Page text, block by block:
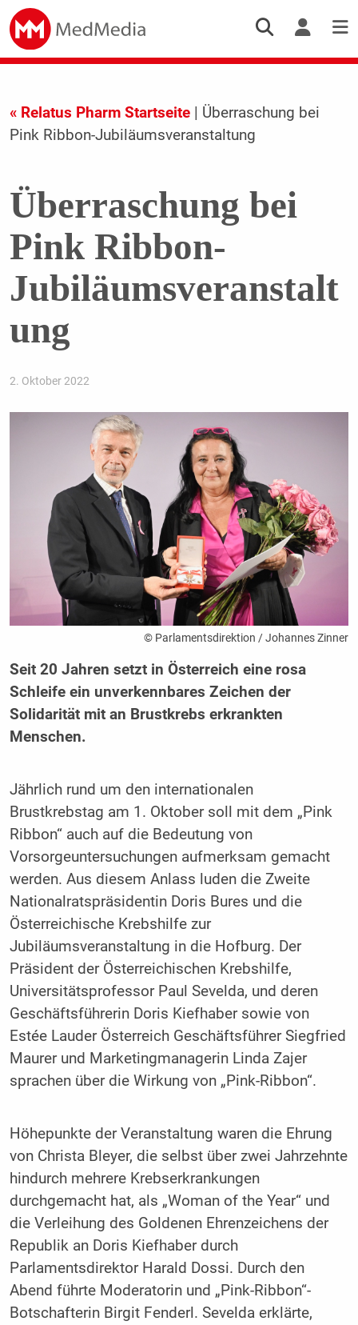
« Relatus Pharm Startseite| Überraschung bei
Pink Ribbon-Jubiläumsveranstaltung
Überraschung bei
Pink Ribbon-
Jubiläumsveranstalt
ung
2. Oktober 2022
© Parlamentsdirektion / Johannes Zinner
Seit 20 Jahren setzt in Österreich eine rosa
Schleife ein unverkennbares Zeichen der
Solidarität mit an Brustkrebs erkrankten
Menschen.
Jährlich rund um den internationalen
Brustkrebstag am 1. Oktober soll mit dem „Pink
Ribbon“ auch auf die Bedeutung von
Vorsorgeuntersuchungen aufmerksam gemacht
werden. Aus diesem Anlass luden die Zweite
Nationalratspräsidentin Doris Bures und die
Österreichische Krebshilfe zur
Jubiläumsveranstaltung in die Hofburg. Der
Präsident der Österreichischen Krebshilfe,
Universitätsprofessor Paul Sevelda, und deren
Geschäftsführerin Doris Kiefhaber sowie von
Estée Lauder Österreich Geschäftsführer Siegfried
Maurer und Marketingmanagerin Linda Zajer
sprachen über die Wirkung von „Pink-Ribbon“.
Höhepunkte der Veranstaltung waren die Ehrung
von Christa Bleyer, die selbst über zwei Jahrzehnte
hindurch mehrere Krebserkrankungen
durchgemacht hat, als „Woman of the Year“ und
die Verleihung des Goldenen Ehrenzeichens der
Republik an Doris Kiefhaber durch
Parlamentsdirektor Harald Dossi. Durch den
Abend führte Moderatorin und „Pink-Ribbon“-
Botschafterin Birgit Fenderl. Sevelda erklärte,